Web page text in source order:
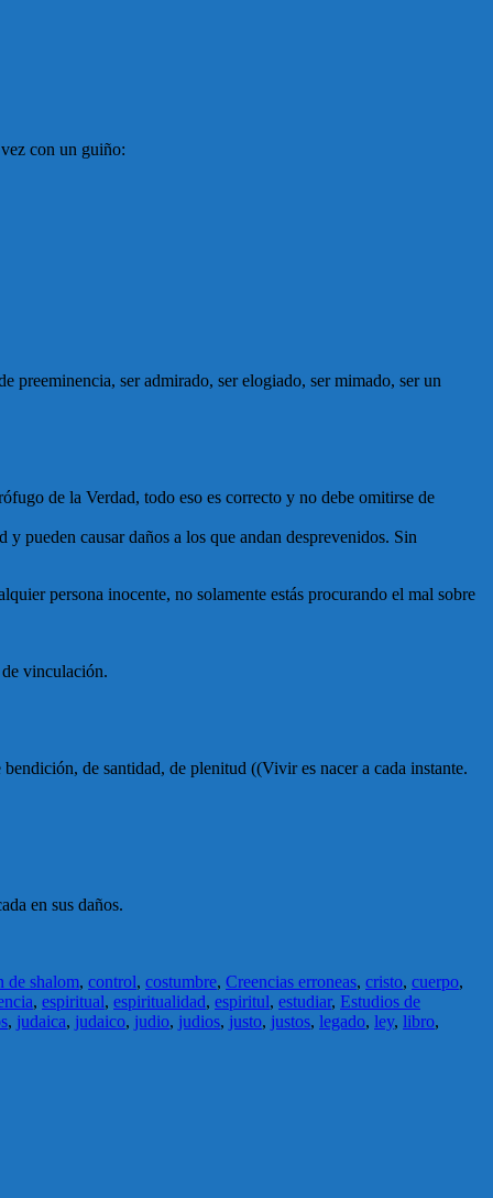
con un guiño:
preeminencia, ser admirado, ser elogiado, ser mimado, ser un
de la Verdad, todo eso es correcto y no debe omitirse de
pueden causar daños a los que andan desprevenidos. Sin
persona inocente, no solamente estás procurando el mal sobre
vinculación.
de santidad, de plenitud ((Vivir es nacer a cada instante.
en sus daños.
de shalom, control, costumbre, Creencias erroneas, cristo, cuerpo,
, espiritual, espiritualidad, espiritul, estudiar, Estudios de
, judaica, judaico, judio, judios, justo, justos, legado, ley, libro,